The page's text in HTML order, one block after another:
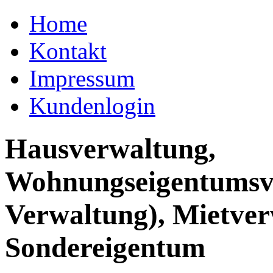
Home
Kontakt
Impressum
Kundenlogin
Hausverwaltung,
Verwaltung),
Sondereigentum